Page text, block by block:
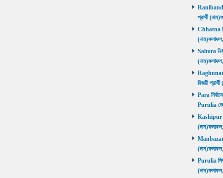
Ranibandh
প্রার্থী
Chhatna
Saltora
বিজয়ী
Para
Purulia
Kashipur
Manbazar
Purulia